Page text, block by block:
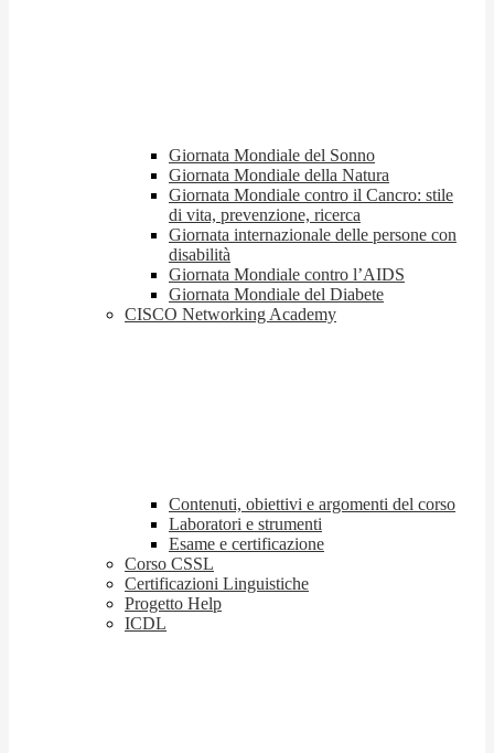
Giornata Mondiale del Sonno
Giornata Mondiale della Natura
Giornata Mondiale contro il Cancro: stile
di vita, prevenzione, ricerca
Giornata internazionale delle persone con
disabilità
Giornata Mondiale contro l’AIDS
Giornata Mondiale del Diabete
CISCO Networking Academy
Contenuti, obiettivi e argomenti del corso
Laboratori e strumenti
Esame e certificazione
Corso CSSL
Certificazioni Linguistiche
Progetto Help
ICDL